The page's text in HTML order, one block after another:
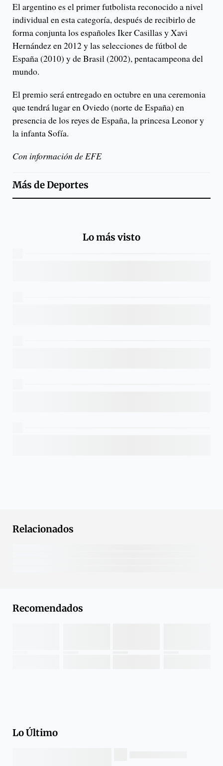
El argentino es el primer futbolista reconocido a nivel
individual en esta categoría, después de recibirlo de
forma conjunta los españoles Iker Casillas y Xavi
Hernández en 2012 y las selecciones de fútbol de
España (2010) y de Brasil (2002), pentacampeona del
mundo.
El premio será entregado en octubre en una ceremonia
que tendrá lugar en Oviedo (norte de España) en
presencia de los reyes de España, la princesa Leonor y
la infanta Sofía.
Con información de EFE
Más deDeportes
Lo más visto
Relacionados
Recomendados
Lo Último